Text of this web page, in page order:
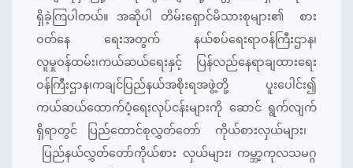
ရှိခဲ့ကြပါတယ်။ အဆိုပါ တိမ်းရှောင်မိသားစုများ၏ စား
ဝတ်နေ ရေးအတွက် နယ်စပ်ရေးရာဝန်ကြီးဌာန၊
လူမှုဝန်ထမ်း၊ကယ်ဆယ်ရေးနှင့် ပြန်လည်နေရာချထားရေး
ဝန်ကြီးဌာန၊ကချင်ပြည်နယ်အစိုးရအဖွဲ့တို့ ပူးပေါင်း၍
ကယ်ဆယ်ထောက်ပံ့ရေးလုပ်ငန်းများကို ဆောင် ရွက်လျက်
ရှိရာတွင် ပြည်ထောင်စုလွှတ်တော် ကိုယ်စားလှယ်များ၊
ပြည်နယ်လွှတ်တော်ကိုယ်စား လှယ်များ၊ ကမ္ဘာ့ကုလသမဂ္ဂ